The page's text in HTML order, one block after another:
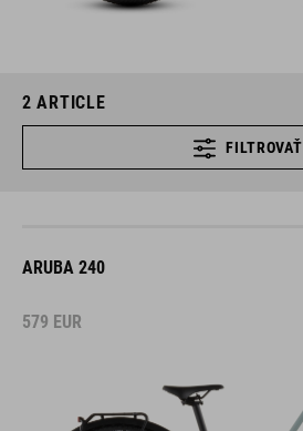
2 ARTICLE
FILTROVAŤ
ARUBA 240
579 EUR